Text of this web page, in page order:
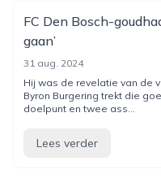
FC Den Bosch-
gaan’
31 aug. 2024
Hij was de revelatie van de
Byron Burgering trekt die
doelpunt en twee ass...
Lees verder